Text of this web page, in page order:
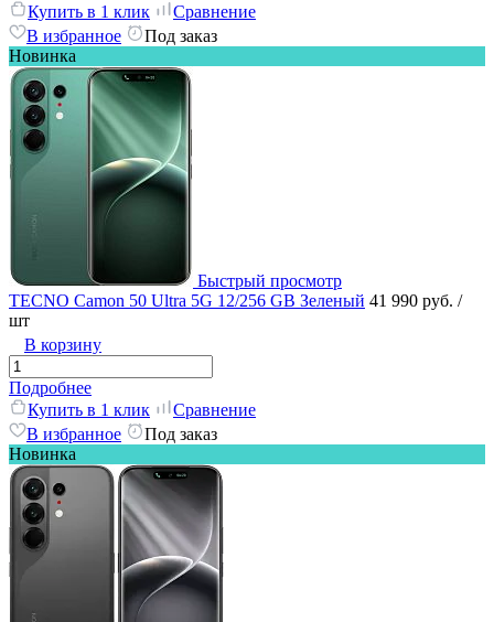
Купить в 1 клик
Сравнение
В избранное
Под заказ
Новинка
Быстрый просмотр
TECNO Camon 50 Ultra 5G 12/256 GB Зеленый 41 990 руб. /
шт
В корзину
Подробнее
Купить в 1 клик
Сравнение
В избранное
Под заказ
Новинка